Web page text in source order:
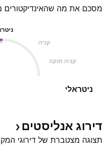
מסכם את מה שהאינדיקטורים
קניה
קניה חזקה
ניטראלי
דירוג אנליסטים
תצוגה מצטברת של דירוגי